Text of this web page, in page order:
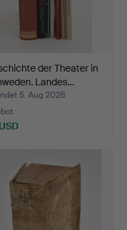
der Theater in
Landes…
5. Aug 2026